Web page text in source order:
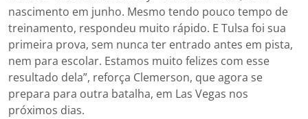
nascimento em junho. Mesmo tendo pouco tempo de
treinamento, respondeu muito rápido. E Tulsa foi sua
primeira prova, sem nunca ter entrado antes em pista,
nem para escolar. Estamos muito felizes com esse
resultado dela”, reforça Clemerson, que agora se
prepara para outra batalha, em Las Vegas nos
próximos dias.